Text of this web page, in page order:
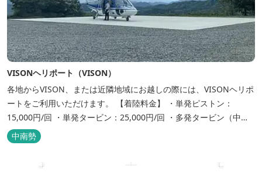
VISONヘリポート（VISON）
各地からVISON、または近隣地域にお越しの際には、VISONヘリポ
ートをご利用いただけます。 【着陸料金】 ・単発ピストン：
15,000円/回 ・単発タービン：25,000円/回 ・多発タービン（中
型）：45,000円/回 ・多発タービン（大型）：60,000円/回 ...
中南勢